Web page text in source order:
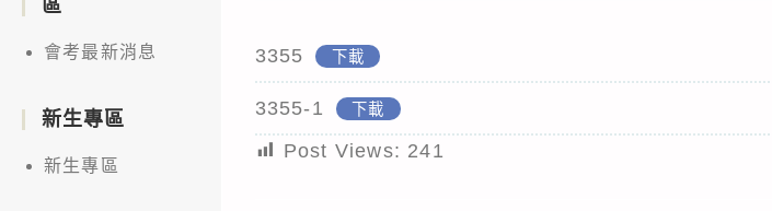
3355 下載
3355-1 下載
Post Views: 241
區
會考最新消息
新生專區
新生專區